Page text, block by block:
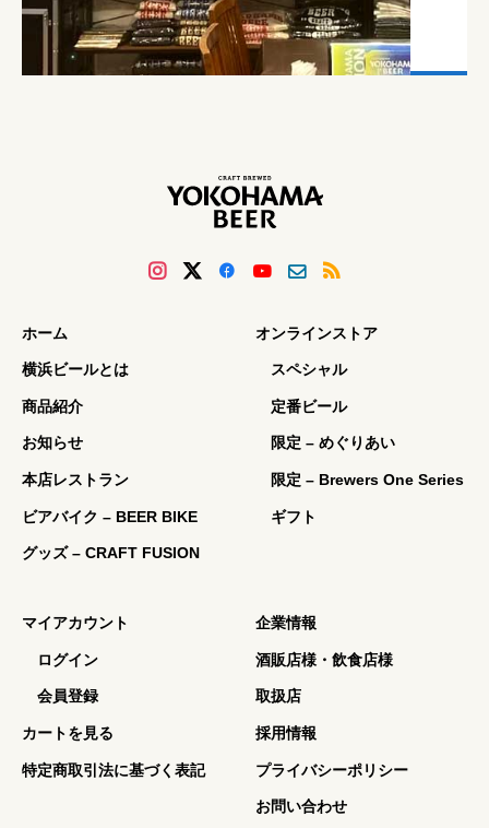
ホーム
横浜ビールとは
商品紹介
お知らせ
本店レストラン
ビアバイク – BEER BIKE
グッズ – CRAFT FUSION
オンラインストア
スペシャル
定番ビール
限定 – めぐりあい
限定 – Brewers One Series
ギフト
マイアカウント
ログイン
会員登録
カートを見る
特定商取引法に基づく表記
企業情報
酒販店様・飲食店様
取扱店
採用情報
プライバシーポリシー
お問い合わせ